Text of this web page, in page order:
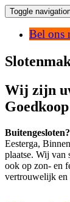
Toggle
Bel ons
Wij zijn
Eesterga,
plaatse. Wij van
ook op zon- en
vertrouwelijk en